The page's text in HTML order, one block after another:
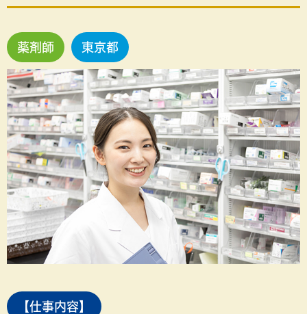
薬剤師 東京都
【仕事内容】